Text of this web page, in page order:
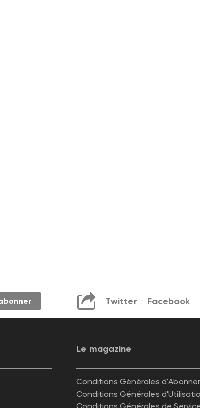
Twitter Facebook
Le magazine
Conditions Générales
Conditions Générales